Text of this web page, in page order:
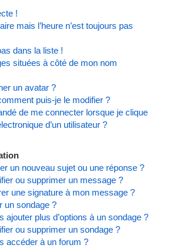
!
mais l’heure n’est toujours pas
dans la liste !
situées à côté de mon nom
un avatar ?
puis-je le modifier ?
de me connecter lorsque je clique
d’un utilisateur ?
un nouveau sujet ou une réponse ?
ou supprimer un message ?
une signature à mon message ?
un sondage ?
ajouter plus d’options à un sondage ?
ou supprimer un sondage ?
accéder à un forum ?